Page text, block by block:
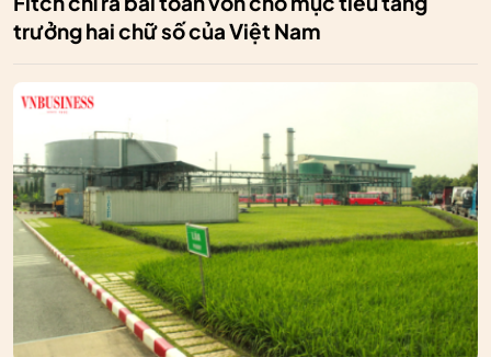
trưởng hai chữ số của Việt Nam